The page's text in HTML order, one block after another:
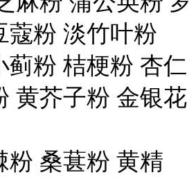
蔻粉 淡竹叶粉
蓟粉 桔梗粉 杏仁
黄芥子粉 金银花
粉 桑葚粉 黄精